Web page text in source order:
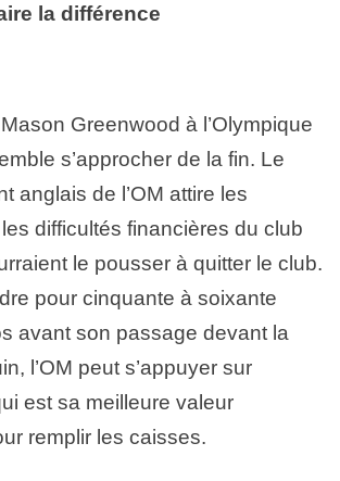
la différence
Greenwood à l’Olympique
s’approcher de la fin. Le
anglais de l’OM attire les
difficultés financières du club
le pousser à quitter le club.
pour cinquante à soixante
avant son passage devant la
l’OM peut s’appuyer sur
est sa meilleure valeur
remplir les caisses.